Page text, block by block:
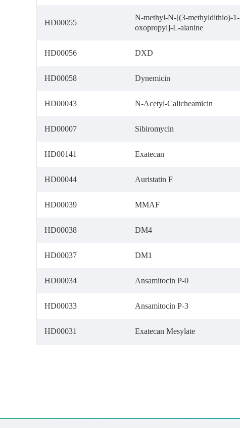
HD00055
N-methyl-N-[(3-methyldithio)-1-
oxopropyl]-L-alanine
HD00056 DXD
HD00058 Dynemicin
HD00043 N-Acetyl-Calicheamicin
HD00007 Sibiromycin
HD00141 Exatecan
HD00044 Auristatin F
HD00039 MMAF
HD00038 DM4
HD00037 DM1
HD00034 Ansamitocin P-0
HD00033 Ansamitocin P-3
HD00031 Exatecan Mesylate